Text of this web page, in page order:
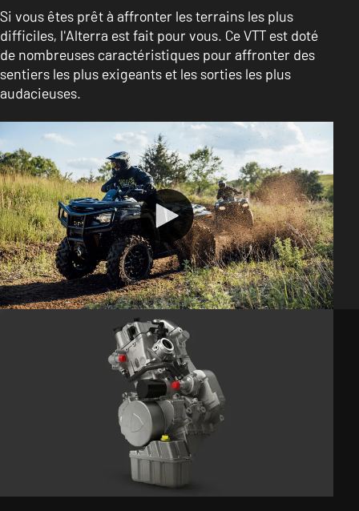
Si vous êtes prêt à affronter les terrains les plus
difficiles, l'Alterra est fait pour vous. Ce VTT est doté
de nombreuses caractéristiques pour affronter des
sentiers les plus exigeants et les sorties les plus
audacieuses.
CARACTÉRISTIQUES